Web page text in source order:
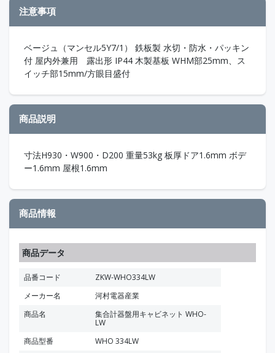
注意事項
ベージュ（マンセル5Y7/1） 鉄板製 水切・防水・パッキン
付 屋内外兼用 露出形 IP44 木製基板 WHM部25mm、ス
イッチ部15mm/方眼目盛付
商品説明
寸法H930・W900・D200 重量53kg 板厚ドア1.6mm ボデ
ー1.6mm 屋根1.6mm
商品情報
商品データ
品番コード
ZKW-WHO334LW
メーカー名
河村電器産業
商品名
集合計器盤用キャビネット WHO-
LW
商品型番
WHO 334LW